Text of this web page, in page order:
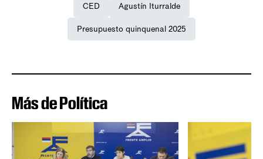
CED Agustín Iturralde
Presupuesto quinquenal 2025
Más de Política